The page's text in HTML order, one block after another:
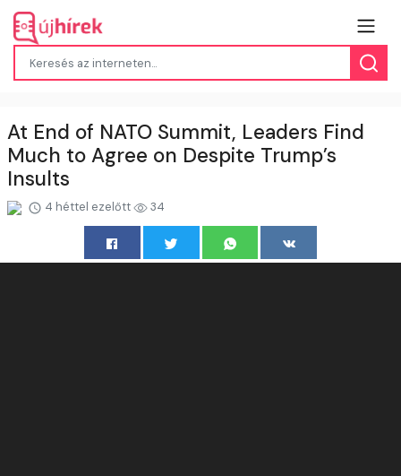
At End of NATO Summit, Leaders Find
Much to Agree on Despite Trump’s
Insults
4 héttel ezelőtt 34